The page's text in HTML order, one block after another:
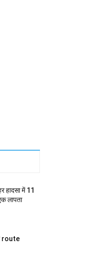
हादसा में 11
लापता
route